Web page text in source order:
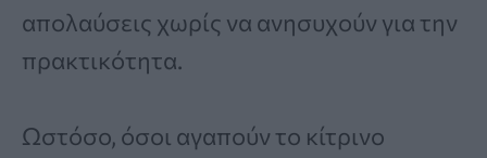
απολαύσεις χωρίς να ανησυχούν για την
πρακτικότητα.
Ωστόσο, όσοι αγαπούν το κίτρινο